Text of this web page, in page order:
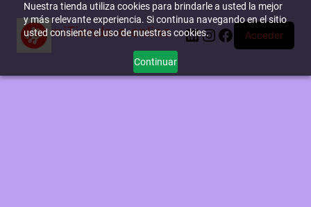
Nuestra tienda utiliza cookies para brindarle a usted la mejor
y más relevante experiencia. Si continua navegando en el sitio
usted consiente el uso de nuestras cookies.
Continuar
miTienda-e.online LinkedIn
Instagram
Facebook
Acceder